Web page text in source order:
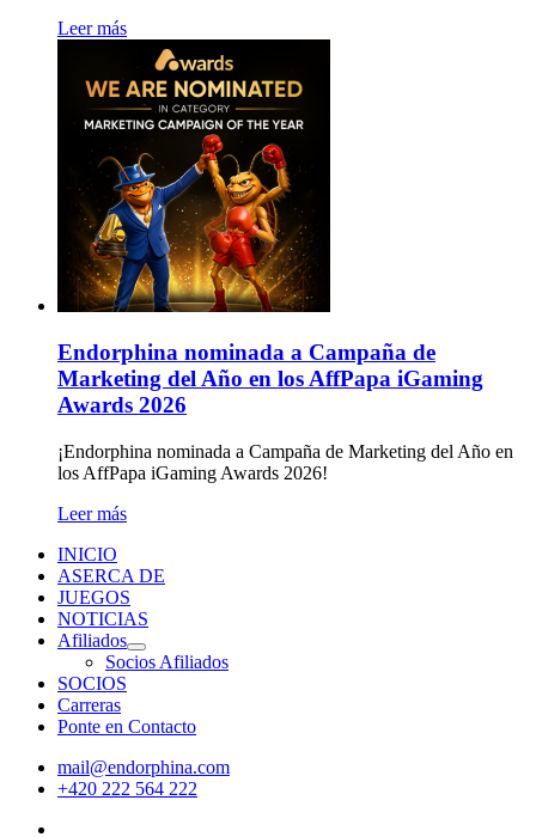
Leer más
Endorphina nominada a Campaña de
Marketing del Año en los AffPapa iGaming
Awards 2026
¡Endorphina nominada a Campaña de Marketing del Año en
los AffPapa iGaming Awards 2026!
Leer más
INICIO
ASERCA DE
JUEGOS
NOTICIAS
Afiliados
Socios Afiliados
SOCIOS
Carreras
Ponte en Contacto
mail@endorphina.com
+420 222 564 222